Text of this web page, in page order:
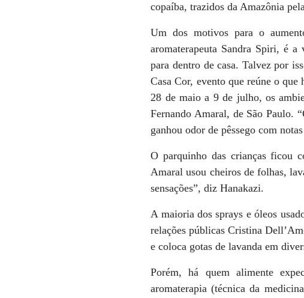
copaíba, trazidos da Amazônia
Um dos motivos para o
aromaterapeuta Sandra Spiri, é a
para dentro de casa. Talvez por
Casa Cor, evento que reúne o
28 de maio a 9 de julho, os
Fernando Amaral, de São Paulo.
ganhou odor de pêssego com
O parquinho das crianças ficou
Amaral usou cheiros de folhas,
sensações”, diz Hanakazi.
A maioria dos sprays e óleos
relações públicas Cristina
e coloca gotas de lavanda em
Porém, há quem alimente
aromaterapia (técnica da